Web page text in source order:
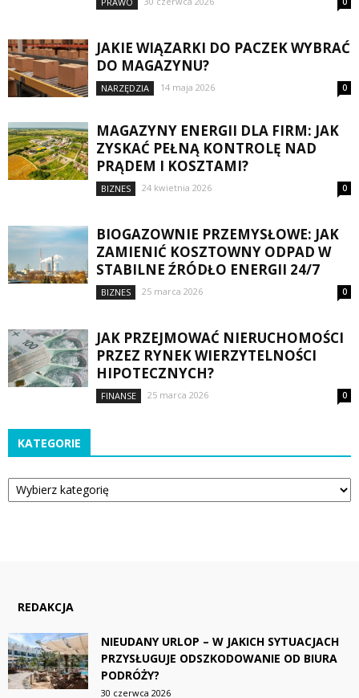
JAKIE WIĄZARKI DO PACZEK WYBRAĆ
DO MAGAZYNU?
NARZĘDZIA 14 maja 2026 0
MAGAZYNY ENERGII DLA FIRM: JAK
ZYSKAĆ PEŁNĄ KONTROLĘ NAD
PRĄDEM I KOSZTAMI?
BIZNES 24 kwietnia 2026 0
BIOGAZOWNIE PRZEMYSŁOWE: JAK
ZAMIENIĆ KOSZTOWNY ODPAD W
STABILNE ŹRÓDŁO ENERGII 24/7
BIZNES 25 marca 2026 0
JAK PRZEJMOWAĆ NIERUCHOMOŚCI
PRZEZ RYNEK WIERZYTELNOŚCI
HIPOTECZNYCH?
FINANSE 25 marca 2026 0
KATEGORIE
Kategorie
REDAKCJA
NIEUDANY URLOP – W JAKICH SYTUACJACH
PRZYSŁUGUJE ODSZKODOWANIE OD BIURA
PODRÓŻY?
30 czerwca 2026